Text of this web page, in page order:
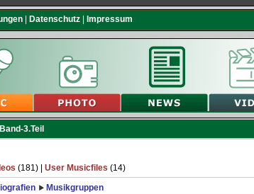
Datenschutz Impressum
3.Teil
(181) | User Musicfiles (14)
Musikgruppen